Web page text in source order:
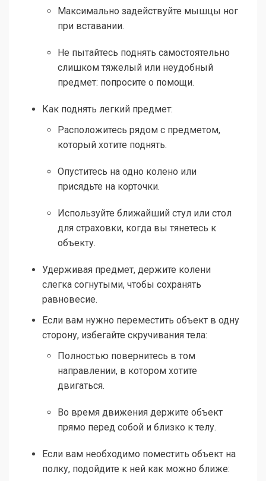
Максимально задействуйте мышцы ног
при вставании.
Не пытайтесь поднять самостоятельно
слишком тяжелый или неудобный
предмет: попросите о помощи.
Как поднять легкий предмет:
Расположитесь рядом с предметом,
который хотите поднять.
Опуститесь на одно колено или
присядьте на корточки.
Используйте ближайший стул или стол
для страховки, когда вы тянетесь к
объекту.
Удерживая предмет, держите колени
слегка согнутыми, чтобы сохранять
равновесие.
Если вам нужно переместить объект в одну
сторону, избегайте скручивания тела:
Полностью повернитесь в том
направлении, в котором хотите
двигаться.
Во время движения держите объект
прямо перед собой и близко к телу.
Если вам необходимо поместить объект на
полку, подойдите к ней как можно ближе: